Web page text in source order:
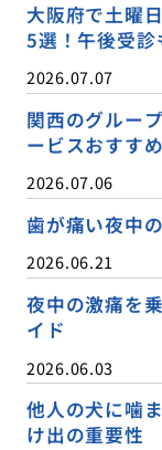
大阪府で土曜
5選！午後受
2026.07.07
関西のグルー
ービスおすす
2026.07.06
歯が痛い夜中
2026.06.21
夜中の激痛を
イド
2026.06.03
他人の犬に噛
け出の重要性